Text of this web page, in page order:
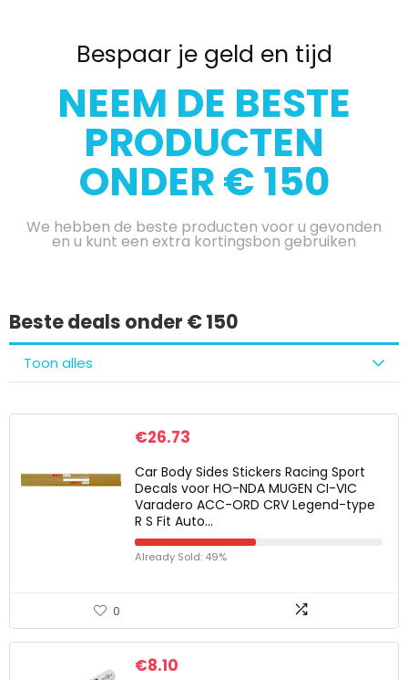
Bespaar je geld en tijd
NEEM DE BESTE
PRODUCTEN
ONDER € 150
We hebben de beste producten voor u gevonden
en u kunt een extra kortingsbon gebruiken
Beste deals onder € 150
Toon alles
€26.73
Car Body Sides Stickers Racing Sport
Decals voor HO-NDA MUGEN CI-VIC
Varadero ACC-ORD CRV Legend-type
R S Fit Auto…
Already Sold: 49%
0
€8.10